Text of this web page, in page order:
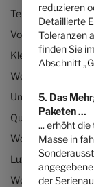
Teilintegrierte
Vollintegrierte
Kleine Wohnmobile
Wohnmobile bis
Unsere
Quickstart-
Wohnmobil
Luxus-
Wohnmobile für 2
reduzieren
Detaillierte
Toleranzen
finden Sie im
Abschnitt „
5. Das
Paketen ...
... erhöht
Masse in
der